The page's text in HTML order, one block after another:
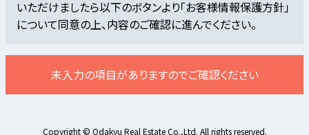
いただけましたら以下のボタンより「お客様情報保護方針」
について同意の上、内容のご確認に進んでください。
未入力の項目がありますのでご確認ください
Copyright © Odakyu Real Estate Co.,Ltd. All rights reserved.